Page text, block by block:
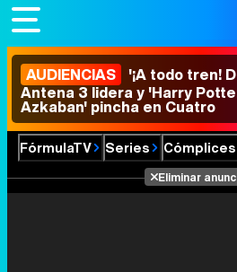
AUDIENCIAS '¡A todo tren!
Antena 3 lidera y 'Harry
Azkaban' pincha en Cuatro
FórmulaTV Series
Eliminar